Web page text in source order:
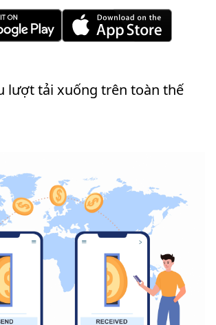
lượt tải xuống trên toàn thế